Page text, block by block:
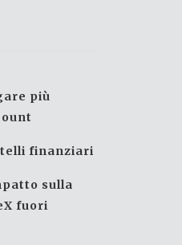
più
finanziari
sulla
fuori